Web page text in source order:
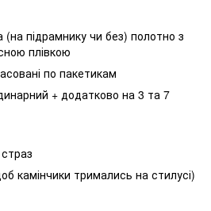
підрамнику чи без) полотно з
плівкою
по пакетикам
+ додатково на 3 та 7
камінчики тримались на стилусі)